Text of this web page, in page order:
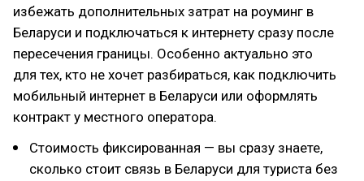
избежать дополнительных затрат на роуминг в
Беларуси и подключаться к интернету сразу после
пересечения границы. Особенно актуально это
для тех, кто не хочет разбираться, как подключить
мобильный интернет в Беларуси или оформлять
контракт у местного оператора.
Стоимость фиксированная — вы сразу знаете,
сколько стоит связь в Беларуси для туриста без